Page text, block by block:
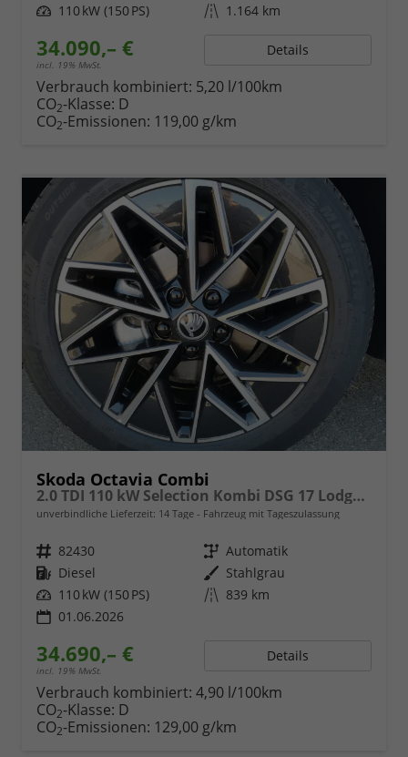
Leistung 110 kW (150 PS) Kilometerstand 1.164 km
34.090,– €
incl. 19% MwSt.
Details
Verbrauch kombiniert: 5,20 l/100km
CO2-Klasse: D
CO2-Emissionen: 119,00 g/km
Skoda Octavia Combi
2.0 TDI 110 kW Selection Kombi DSG 17 Lodge Navi PDC GV5 el. Hk
unverbindliche Lieferzeit: 14 Tage Fahrzeug mit Tageszulassung
Fahrzeugnr. 82430 Getriebe Automatik
Kraftstoff Diesel Außenfarbe Stahlgrau
Leistung 110 kW (150 PS) Kilometerstand 839 km
01.06.2026
34.690,– €
incl. 19% MwSt.
Details
Verbrauch kombiniert: 4,90 l/100km
CO2-Klasse: D
CO2-Emissionen: 129,00 g/km